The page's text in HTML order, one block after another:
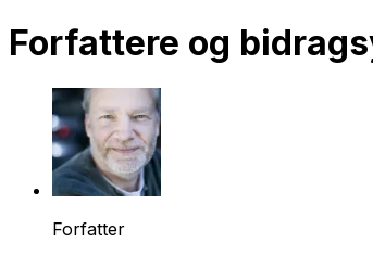
Forfattere og
Forfatter